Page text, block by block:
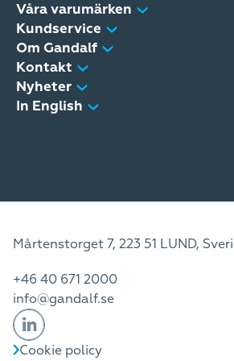
Våra varumärken
Kundservice
Om Gandalf
Kontakt
Nyheter
In English
Mårtenstorget 7, 223 51 LUND,
+46 40 671 2000
info@gandalf.se
Cookie policy